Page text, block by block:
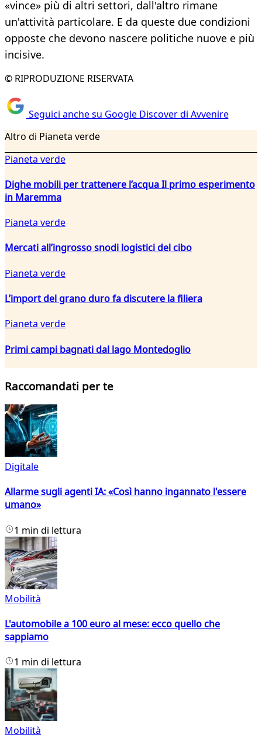
«vince» più di altri settori, dall'altro rimane
un'attività particolare. E da queste due condizioni
opposte che devono nascere politiche nuove e più
incisive.
© RIPRODUZIONE RISERVATA
Seguici anche su Google Discover di Avvenire
Altro di Pianeta verde
Pianeta verde
Dighe mobili per trattenere l’acqua Il primo esperimento
in Maremma
Pianeta verde
Mercati all’ingrosso snodi logistici del cibo
Pianeta verde
L’import del grano duro fa discutere la filiera
Pianeta verde
Primi campi bagnati dal lago Montedoglio
Raccomandati per te
Digitale
Allarme sugli agenti IA: «Così hanno ingannato l'essere
umano»
1 min di lettura
Mobilità
L'automobile a 100 euro al mese: ecco quello che
sappiamo
1 min di lettura
Mobilità